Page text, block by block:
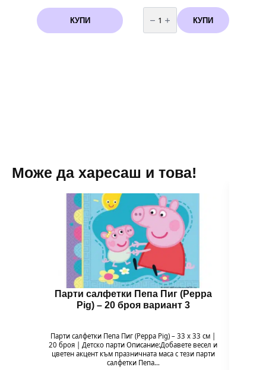
КУПИ
количество
за
Парти
чаши
КУПИ
Може да харесаш и това!
Парти салфетки Пепа Пиг (Peppa
Pig) – 20 броя вариант 3
Парти салфетки Пепа Пиг (Peppa Pig) – 33 x 33 см |
20 броя | Детско парти Описание:Добавете весел и
цветен акцент към празничната маса с тези парти
салфетки Пепа…